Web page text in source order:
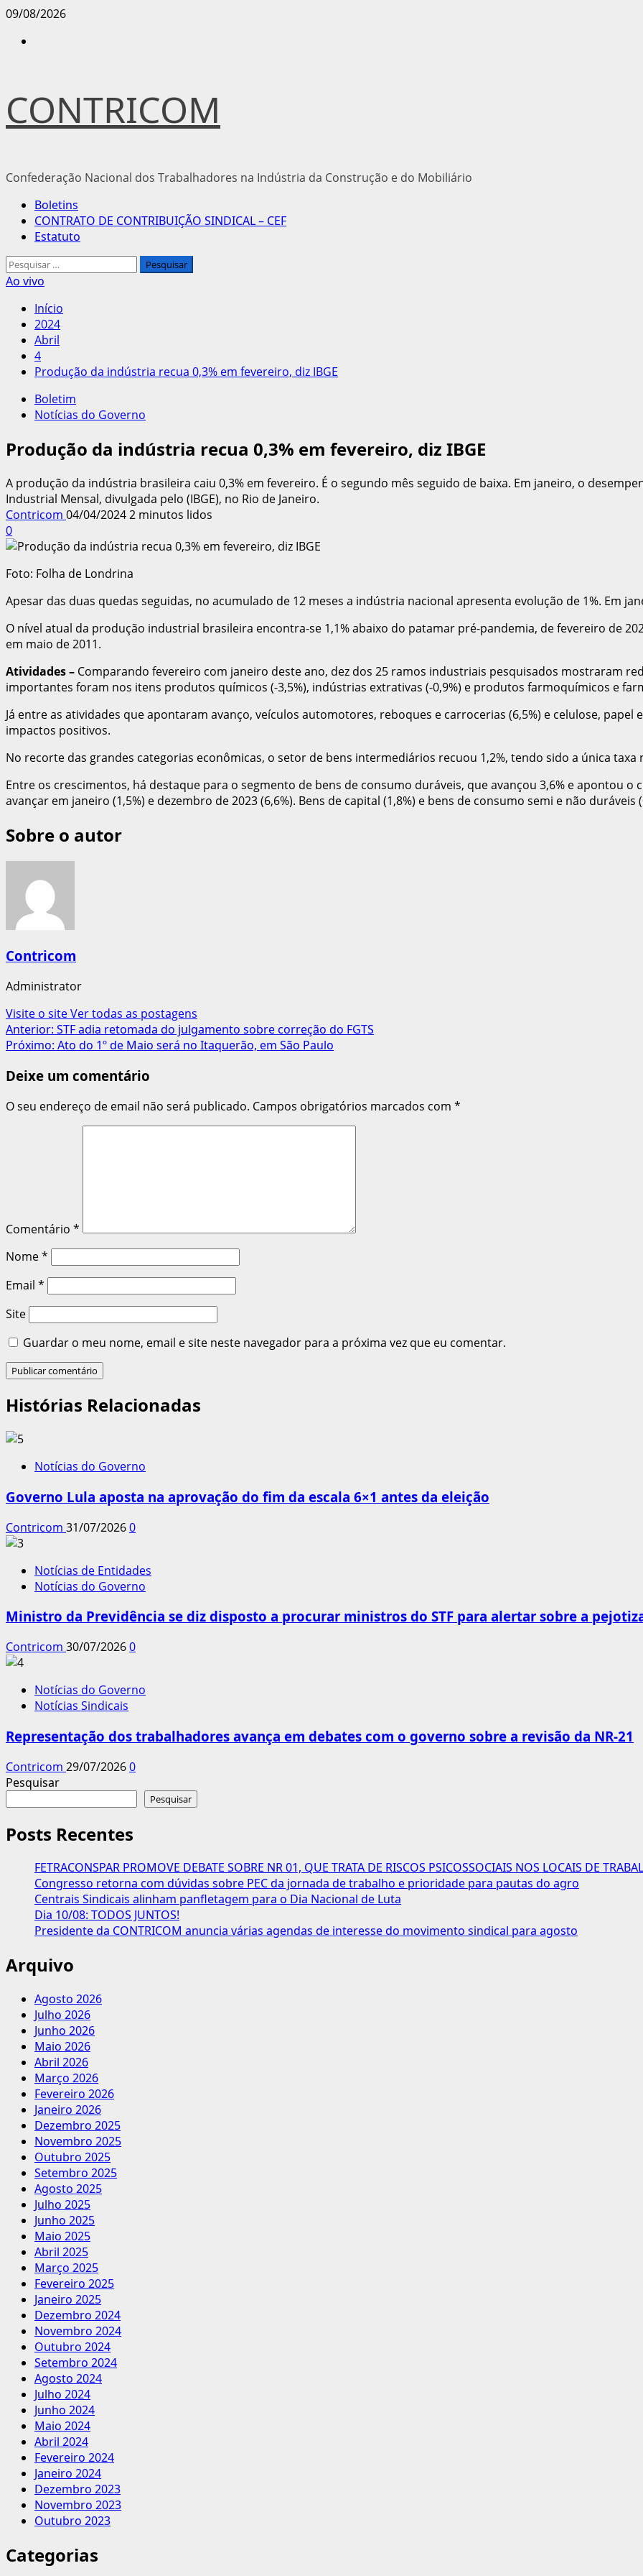
Avançar
09/08/2026
CONTRICOM
Confederação Nacional dos Trabalhadores na Indústria da Construção e do Mobiliário
Menu
principal
Boletins
CONTRATO DE CONTRIBUIÇÃO SINDICAL – CEF
Estatuto
Pesquisar
por:
Ao vivo
Início
2024
Abril
4
Produção da indústria recua 0,3% em fevereiro, diz IBGE
Boletim
Notícias do Governo
Produção da indústria recua 0,3% em fevereiro, diz IBGE
A produção da indústria brasileira caiu 0,3% em fevereiro. É o segundo mês seguido de baixa. Em janeiro, o
Industrial Mensal, divulgada pelo (IBGE), no Rio de Janeiro.
Contricom 04/04/20242 minutos lidos
0
Foto: Folha de Londrina
Apesar das duas quedas seguidas, no acumulado de 12 meses a indústria nacional apresenta evolução de 1%. Em
O nível atual da produção industrial brasileira encontra-se 1,1% abaixo do patamar pré-pandemia, de fevereiro de
em maio de 2011.
Atividades– Comparando fevereiro com janeiro deste ano, dez dos 25 ramos industriais pesquisados mostraram
importantes foram nos itens produtos químicos (-3,5%), indústrias extrativas (-0,9%) e produtos farmoquímicos e
Já entre as atividades que apontaram avanço, veículos automotores, reboques e carrocerias (6,5%) e celulose,
impactos positivos.
No recorte das grandes categorias econômicas, o setor de bens intermediários recuou 1,2%, tendo sido a única
Entre os crescimentos, há destaque para o segmento de bens de consumo duráveis, que avançou 3,6% e apontou
avançar em janeiro (1,5%) e dezembro de 2023 (6,6%). Bens de capital (1,8%) e bens de consumo semi e não
Sobre o autor
Contricom
Administrator
Visite o siteVer todas as postagens
Navegação
de
artigos
Anterior: STF adia retomada do julgamento sobre correção do FGTS
Próximo: Ato do 1º de Maio será no Itaquerão, em São Paulo
Deixe um comentário
O seu endereço de email não será publicado. Campos obrigatórios marcados com *
Comentário *
Nome*
Email *
Site
Guardar o meu nome, email e site neste navegador para a próxima vez que eu comentar.
Histórias Relacionadas
Notícias do Governo
Governo Lula aposta na aprovação do fim da escala 6×1 antes da eleição
Contricom 31/07/20260
Notícias de Entidades
Notícias do Governo
Ministro da Previdência se diz disposto a procurar ministros do STF para alertar sobre a
Contricom 30/07/20260
Notícias do Governo
Notícias Sindicais
Representação dos trabalhadores avança em debates com o governo sobre a revisão da NR-21
Contricom 29/07/20260
Pesquisar
Pesquisar
Posts Recentes
FETRACONSPAR PROMOVE DEBATE SOBRE NR 01, QUE TRATA DE RISCOS PSICOSSOCIAIS NOS LOCAIS DE
Congresso retorna com dúvidas sobre PEC da jornada de trabalho e prioridade para pautas do agro
Centrais Sindicais alinham panfletagem para o Dia Nacional de Luta
Dia 10/08: TODOS JUNTOS!
Presidente da CONTRICOM anuncia várias agendas de interesse do movimento sindical para agosto
Arquivo
Agosto 2026
Julho 2026
Junho 2026
Maio 2026
Abril 2026
Março 2026
Fevereiro 2026
Janeiro 2026
Dezembro 2025
Novembro 2025
Outubro 2025
Setembro 2025
Agosto 2025
Julho 2025
Junho 2025
Maio 2025
Abril 2025
Março 2025
Fevereiro 2025
Janeiro 2025
Dezembro 2024
Novembro 2024
Outubro 2024
Setembro 2024
Agosto 2024
Julho 2024
Junho 2024
Maio 2024
Abril 2024
Fevereiro 2024
Janeiro 2024
Dezembro 2023
Novembro 2023
Outubro 2023
Categorias